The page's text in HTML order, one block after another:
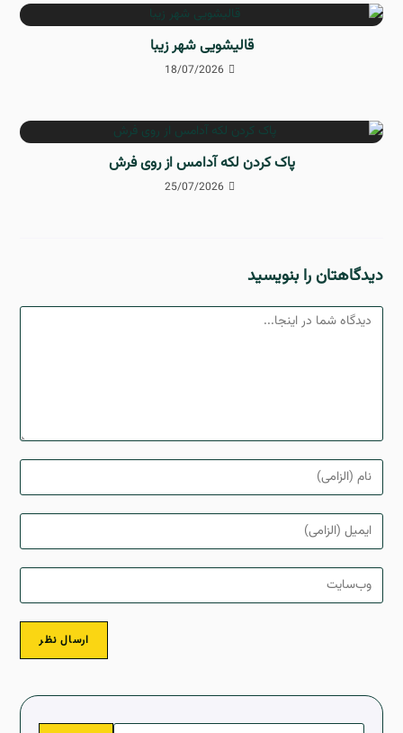
قالیشویی شهر زیبا
18/07/2026
پاک کردن لکه آدامس از روی فرش
25/07/2026
دیدگاهتان را بنویسید